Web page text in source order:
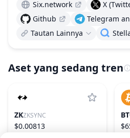
Six.network
X
Github
Telegram
Tautan Lainnya
Aset yang sedang tren
ZKZKSYNC
$0.00813